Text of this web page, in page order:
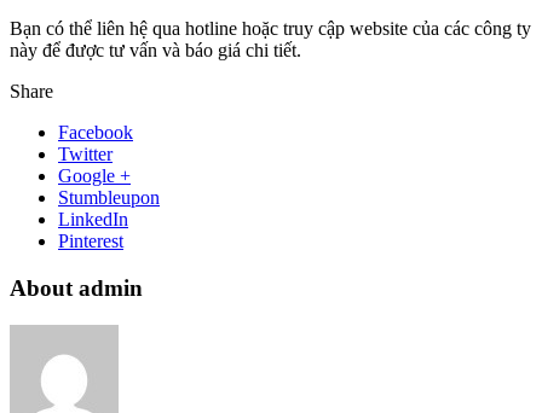
Bạn có thể liên hệ qua hotline hoặc truy cập website của các công ty
này để được tư vấn và báo giá chi tiết.
Share
Facebook
Twitter
Google +
Stumbleupon
LinkedIn
Pinterest
About admin